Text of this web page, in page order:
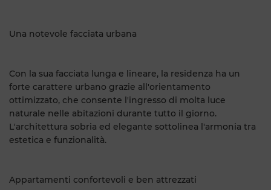
Una notevole facciata urbana
Con la sua facciata lunga e lineare, la residenza ha un
forte carattere urbano grazie all'orientamento
ottimizzato, che consente l'ingresso di molta luce
naturale nelle abitazioni durante tutto il giorno.
L'architettura sobria ed elegante sottolinea l'armonia tra
estetica e funzionalità.
Appartamenti confortevoli e ben attrezzati